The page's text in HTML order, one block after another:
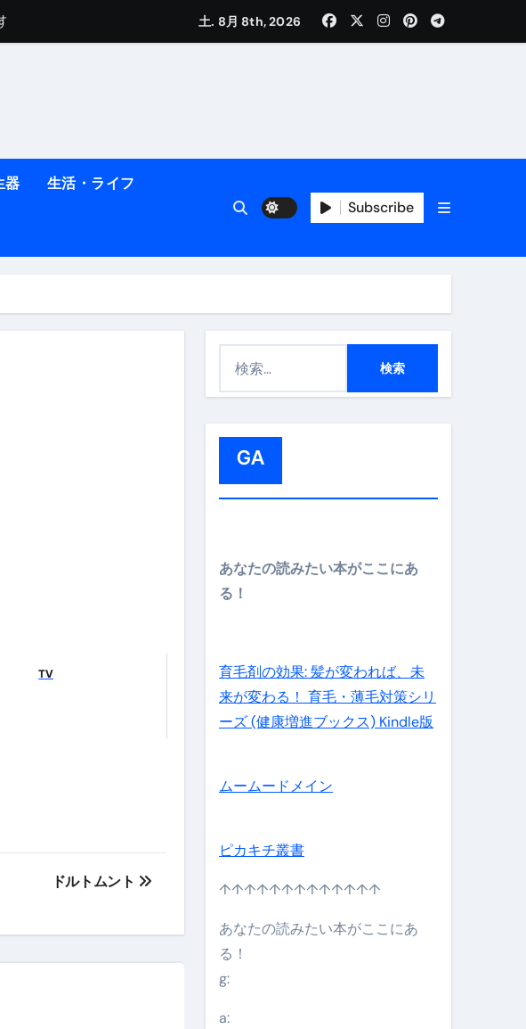
閉じる対処法
質3選！
た！【あすけん活用術】
の習慣 | レシピ付き | ダイエット中の食事
方
解説
2026】
民は●●をしないとこの先さらに貧しくなります。【 竹花貴騎 切り抜き 会社員
#弁護士 #法律
リーマン【2025年10月3日】 #bitcoin #全財産 #暗号資産
土. 8月 8th, 2026
器 生活・ライフ
Subscribe
TV
ドルトムント
GA
あなたの読みたい本がここにあ
る！
育毛剤の効果: 髪が変われば、未
来が変わる！ 育毛・薄毛対策シリ
ーズ (健康増進ブックス) Kindle版
ムームードメイン
ピカキチ叢書
↑↑↑↑↑↑↑↑↑↑↑↑↑
あなたの読みたい本がここにあ
る！
g:
a: